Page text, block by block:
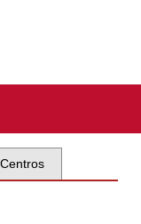
Centros